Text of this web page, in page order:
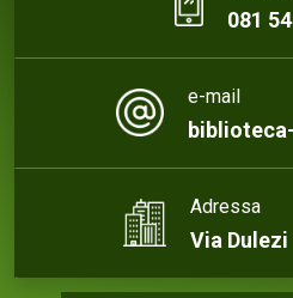
081
e-mail
Adressa
Via Dulezi